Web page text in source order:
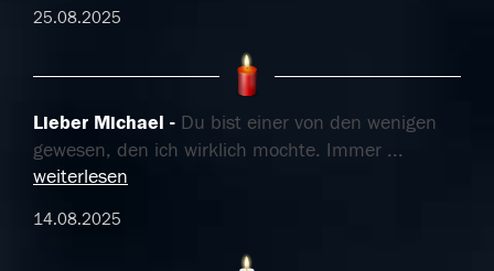
25.08.2025
Lieber Michael
Du bist einer von den wenigen
gewesen, den ich wirklich mochte. Immer ...
weiterlesen
14.08.2025